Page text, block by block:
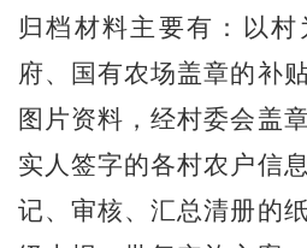
归档材料主要有：以
府、
国有农场盖章的补
图片资料，经村委会盖
实人签字的各村农户信
记、审核、汇总清册的